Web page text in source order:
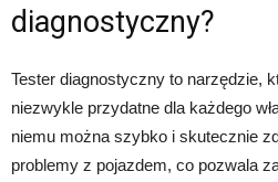
diagnostyczny?
Tester diagnostyczny to narzędzie,
niezwykle przydatne dla każdego
niemu można szybko i skutecznie
problemy z pojazdem, co pozwala